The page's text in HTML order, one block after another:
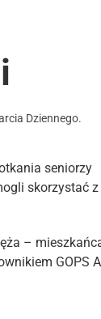
Dziennego.
seniorzy
skorzystać z
–
GOPS